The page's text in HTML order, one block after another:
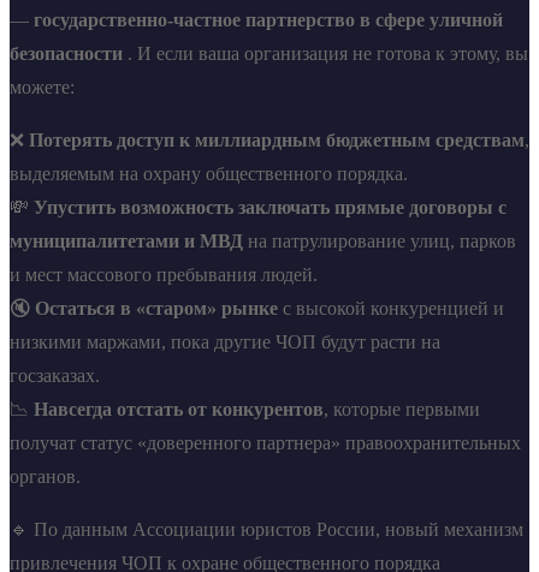
— государственно-частное партнерство в сфере уличной
безопасности . И если ваша организация не готова к этому, вы
можете:
❌ Потерять доступ к миллиардным бюджетным средствам,
выделяемым на охрану общественного порядка.
💸 Упустить возможность заключать прямые договоры с
муниципалитетами и МВД на патрулирование улиц, парков
и мест массового пребывания людей.
🔇 Остаться в «старом» рынке с высокой конкуренцией и
низкими маржами, пока другие ЧОП будут расти на
госзаказах.
📉 Навсегда отстать от конкурентов, которые первыми
получат статус «доверенного партнера» правоохранительных
органов.
🔹 По данным Ассоциации юристов России, новый механизм
привлечения ЧОП к охране общественного порядка